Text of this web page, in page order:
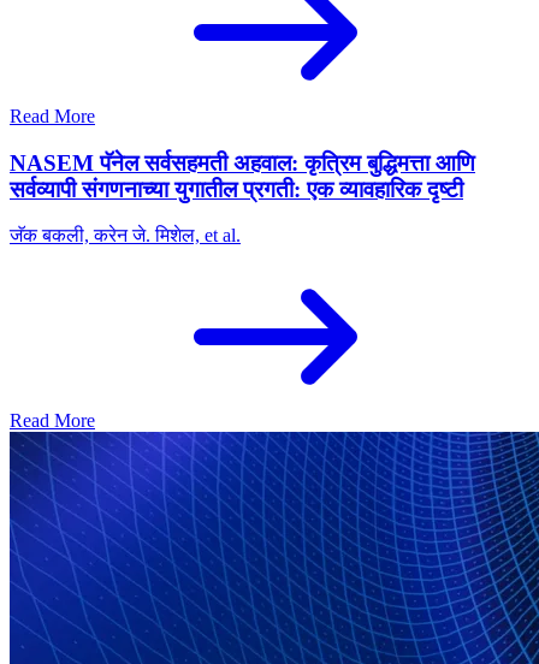
Read More
NASEM पॅनेल सर्वसहमती अहवाल: कृत्रिम बुद्धिमत्ता आणि
सर्वव्यापी संगणनाच्या युगातील प्रगती: एक व्यावहारिक दृष्टी
जॅक बकली, करेन जे. मिशेल, et al.
Read More